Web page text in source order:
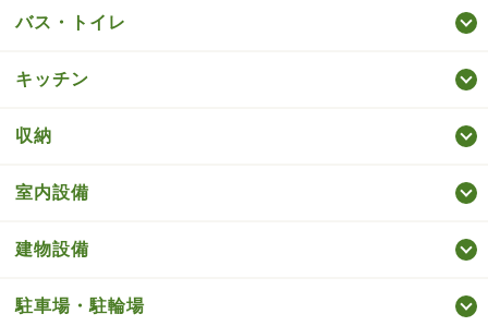
バス・トイレ
キッチン
収納
室内設備
建物設備
駐車場・駐輪場